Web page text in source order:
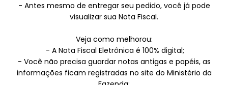
- Antes mesmo de entregar seu pedido, você já pode
visualizar sua Nota Fiscal.
Veja como melhorou:
- A Nota Fiscal Eletrônica é 100% digital;
- Você não precisa guardar notas antigas e papéis, as
informações ficam registradas no site do Ministério da